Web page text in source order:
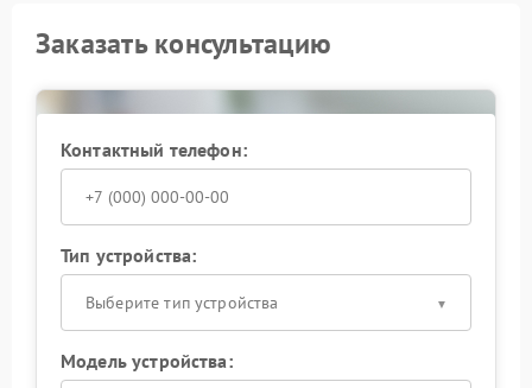
Заказать консультацию
Контактный телефон:
Тип устройства:
Выберите тип устройства
Модель устройства: